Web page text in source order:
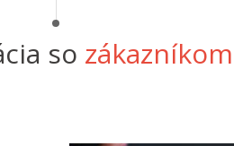
so zákazníkom